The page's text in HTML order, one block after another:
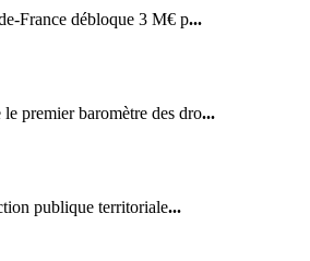
France débloque 3 M€ p...
premier baromètre des dro...
publique territoriale...